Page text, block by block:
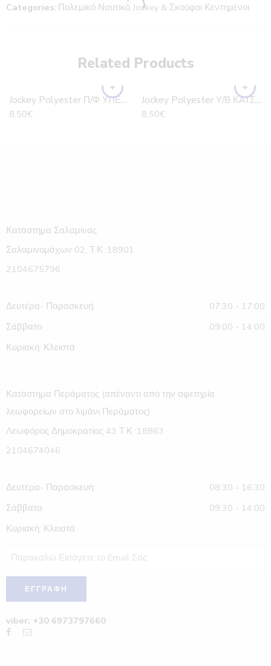
Categories: Πολεμικό Ναυτικό,Jockey & Σκούφοι Κεντημένοι
Related Products
Jockey Polyester Π/Φ ΥΠΕΡΙΩΝ
8,50€
Jockey Polyester Υ/Β ΚΑΤΣΩΝΗΣ
8,50€
Κατάστημα Σαλαμίνας
Σαλαμινομάχων 02, Τ.Κ :18901
2104675796
Δευτέρα- Παρασκευή:
07:30 - 17:00
Σάββατο:
09:00 - 14:00
Κυριακή: Κλειστά
Κατάστημα Περάματος (απέναντι από την αφετηρία
λεωφορείων στο λιμάνι Περάματος)
Λεωφόρος Δημοκρατίας 43 Τ.Κ :18863
2104674046
Δευτέρα- Παρασκευή:
08:30 - 16:30
Σάββατο:
09:30 - 14:00
Κυριακή: Κλειστά
viber: +30 6973797660